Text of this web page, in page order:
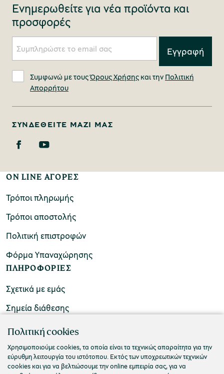
Ενημερωθείτε για νέα προϊόντα και
προσφορές
Συμφωνώ με τουςΌρους Χρήσης και την Πολιτική
Απορρήτου
ΣΥΝΔΕΘΕΊΤΕ ΜΑΖΊ ΜΑΣ
ON LINE ΑΓΟΡΕΣ
Τρόποι πληρωμής
Τρόποι αποστολής
Πολιτική επιστροφών
Φόρμα Υπαναχώρησης
ΠΛΗΡΟΦΟΡΙΕΣ
Σχετικά με εμάς
Σημεία διάθεσης
Συχνές ερωτήσεις
Επικοινωνήστε μαζί μας
Πολιτική cookies
Χρησιμοποιούμε cookies, τα οποία είναι τα τεχνικώς απαραίτητα για την
εύρυθμη λειτουργία του ιστότοπου. Εκτός των υποχρεωτικών τεχνικών
cookies και για να βελτιώσουμε την online εμπειρία σας, για να